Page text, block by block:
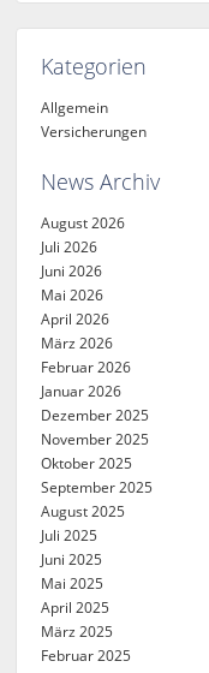
Kategorien
Allgemein
Versicherungen
News Archiv
August 2026
Juli 2026
Juni 2026
Mai 2026
April 2026
März 2026
Februar 2026
Januar 2026
Dezember 2025
November 2025
Oktober 2025
September 2025
August 2025
Juli 2025
Juni 2025
Mai 2025
April 2025
März 2025
Februar 2025